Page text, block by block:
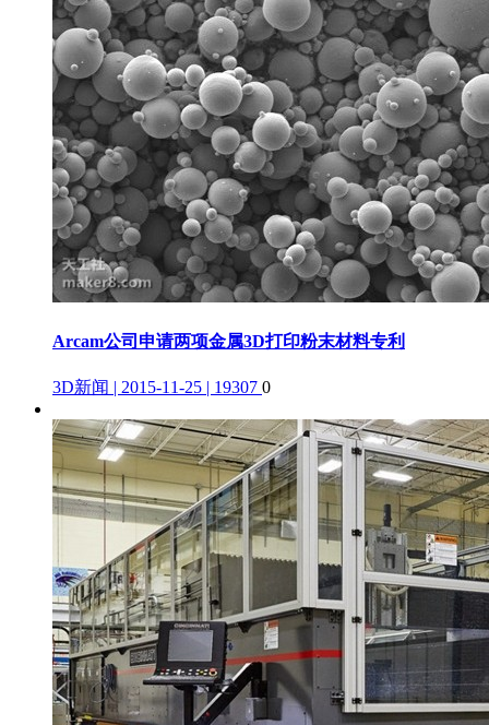
Arcam公司申请两项金属3D打印粉末材料专利
3D新闻 | 2015-11-25 | 19307 0